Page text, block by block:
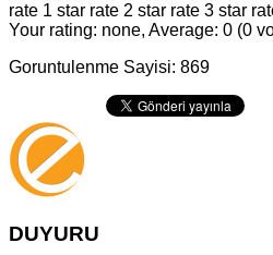
rate 1 star rate 2 star rate 3 star
Your rating: none, Average: 0 (0
Goruntulenme Sayisi: 869
DUYURU